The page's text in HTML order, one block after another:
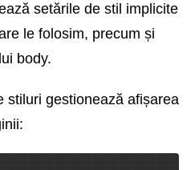
setările de stil implicite
le folosim, precum și
body.
stiluri gestionează afișarea